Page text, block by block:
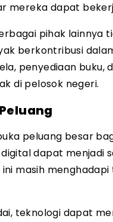
mereka dapat
pihak lainnya
berkontribusi
penyediaan
di pelosok negeri.
peluang besar
dapat menjadi
masih
teknologi dapat